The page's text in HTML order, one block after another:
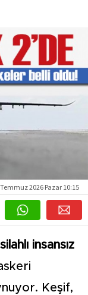
2026 Pazar 10:15
insansız
Keşif,